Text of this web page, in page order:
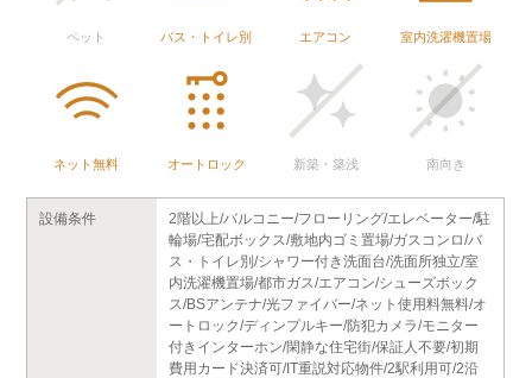
ペット バス・トイレ別 エアコン 室内洗濯機置場
ネット無料 オートロック 新築・築浅 南向き
設備条件
2階以上/バルコニー/フローリング/エレベーター/駐
輪場/宅配ボックス/敷地内ゴミ置場/ガスコンロ/バ
ス・トイレ別/シャワー付き洗面台/洗面所独立/室
内洗濯機置場/都市ガス/エアコン/シューズボック
ス/BSアンテナ/光ファイバー/ネット使用料無料/オ
ートロック/ディンプルキー/防犯カメラ/モニター
付きインターホン/閑静な住宅街/保証人不要/初期
費用カード決済可/IT重説対応物件/2駅利用可/2沿